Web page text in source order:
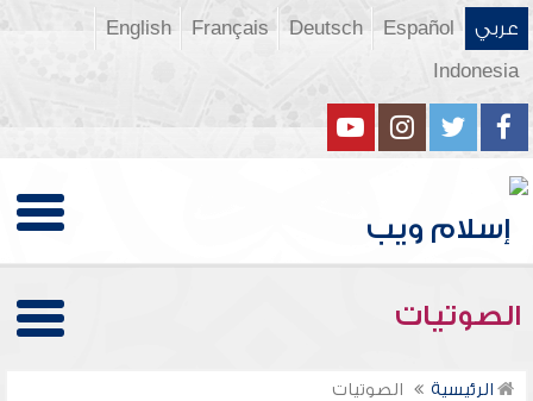
عربي Español
Deutsch
Français
English
Indonesia
الصوتيات
الرئيسية الصوتيات